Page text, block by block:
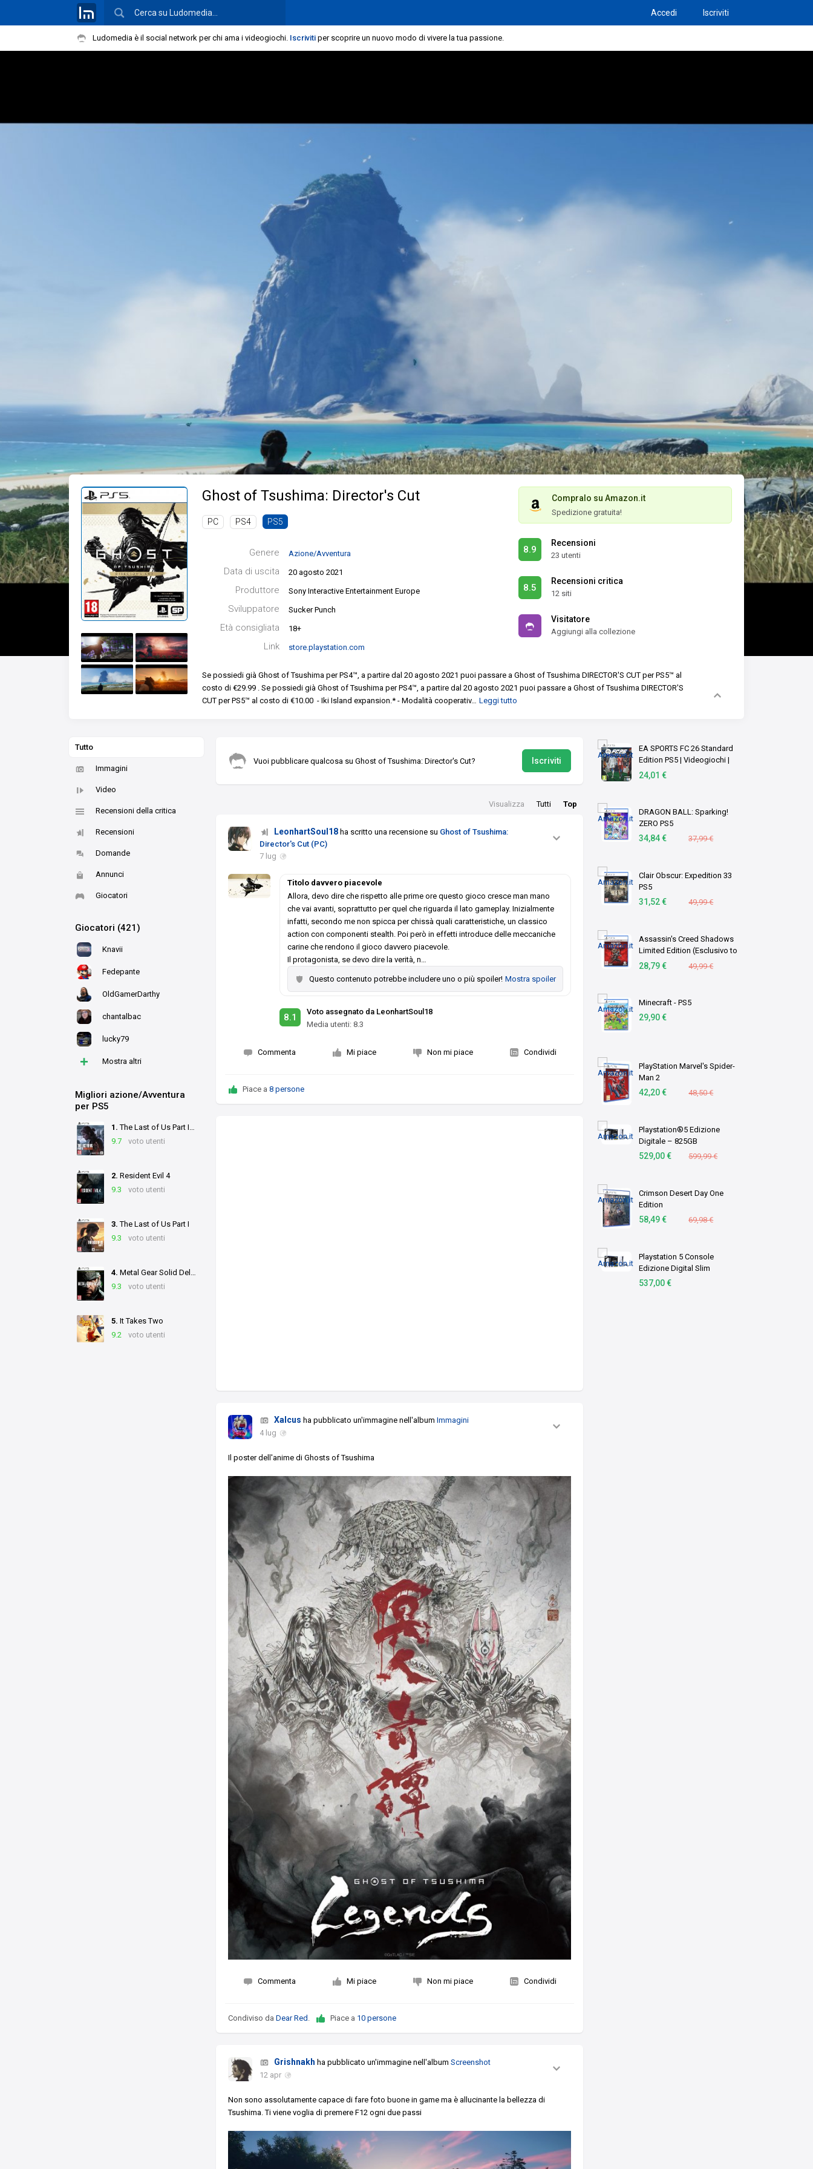
Accedi Iscriviti
Ludomedia è il social network per chi ama i videogiochi. Iscriviti per scoprire un nuovo modo di vivere la tua passione.
Ghost of Tsushima: Director's Cut
PC PS4 PS5
Genere Azione/Avventura
Data di uscita 20 agosto 2021
Produttore Sony Interactive Entertainment Europe
Sviluppatore Sucker Punch
Età consigliata 18+
Link store.playstation.com
Compralo su Amazon.it
Spedizione gratuita!
8.9
Recensioni
23 utenti
8.5
Recensioni critica
12 siti
Visitatore
Aggiungi alla collezione
Se possiedi già Ghost of Tsushima per PS4™, a partire dal 20 agosto 2021 puoi passare a Ghost of Tsushima DIRECTOR'S CUT per PS5™ al
costo di €29.99 . Se possiedi già Ghost of Tsushima per PS4™, a partire dal 20 agosto 2021 puoi passare a Ghost of Tsushima DIRECTOR'S
CUT per PS5™ al costo di €10.00 ‎ - Iki Island expansion.* - Modalità cooperativ… Leggi tutto
Tutto
Immagini
Video
Recensioni della critica
Recensioni
Domande
Annunci
Giocatori
Giocatori (421)
Knavii
Fedepante
OldGamerDarthy
chantalbac
lucky79
+ Mostra altri
Migliori azione/Avventura
per PS5
1. The Last of Us Part II Remastered
9.7
voto utenti
2. Resident Evil 4
9.3
voto utenti
3. The Last of Us Part I
9.3
voto utenti
4. Metal Gear Solid Delta: Snake Eater
9.3
voto utenti
5. It Takes Two
9.2
voto utenti
EA SPORTS FC 26 Standard
Edition PS5 | Videogiochi |
Italiano
24,01 €
DRAGON BALL: Sparking!
ZERO PS5
34,84 € 37,99 €
Clair Obscur: Expedition 33
PS5
31,52 € 49,99 €
Assassin's Creed Shadows
Limited Edition (Esclusivo to
Amazon.it) (PS5)
28,79 € 49,99 €
Minecraft - PS5
29,90 €
PlayStation Marvel's Spider-
Man 2
42,20 € 48,50 €
Playstation®5 Edizione
Digitale – 825GB
529,00 € 599,99 €
Crimson Desert Day One
Edition
58,49 € 69,98 €
Playstation 5 Console
Edizione Digital Slim
537,00 €
Vuoi pubblicare qualcosa su Ghost of Tsushima: Director's Cut? Iscriviti
Visualizza Tutti Top
LeonhartSoul18 ha scritto una recensione su Ghost of Tsushima:
Director's Cut (PC)
7 lug
Titolo davvero piacevole
Allora, devo dire che rispetto alle prime ore questo gioco cresce man mano
che vai avanti, soprattutto per quel che riguarda il lato gameplay. Inizialmente
infatti, secondo me non spicca per chissà quali caratteristiche, un classico
action con componenti stealth. Poi però in effetti introduce delle meccaniche
carine che rendono il gioco davvero piacevole.
Il protagonista, se devo dire la verità, n…
Questo contenuto potrebbe includere uno o più spoiler! Mostra spoiler
8.1
Voto assegnato da LeonhartSoul18
Media utenti:8.3
Commenta Mi piace Non mi piace Condividi
Piace a8 persone
Xalcus ha pubblicato un'immagine nell'albumImmagini
4 lug
Il poster dell'anime di Ghosts of Tsushima
Commenta Mi piace Non mi piace Condividi
Condiviso daDear Red . Piace a 10 persone
Grishnakh ha pubblicato un'immagine nell'albumScreenshot
12 apr
Non sono assolutamente capace di fare foto buone in game ma è allucinante la bellezza di
Tsushima. Ti viene voglia di premere F12 ogni due passi